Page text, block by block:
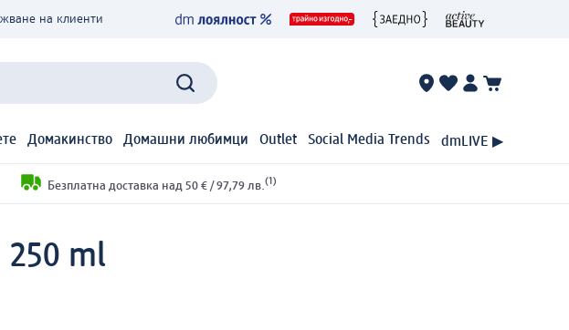
на клиенти
Домакинство Домашни любимци Outlet Social Media Trends dmLIVE ▶
Безплатна доставка над 50 € / 97,79 лв. (1)
250 ml